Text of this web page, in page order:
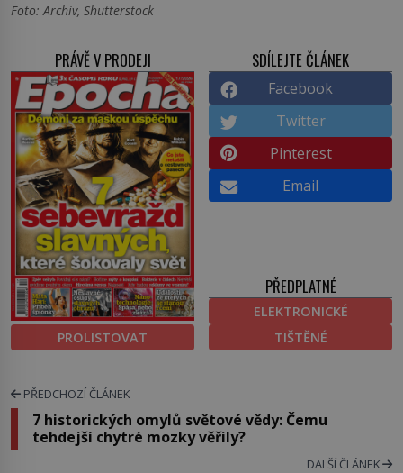
Foto: Archiv, Shutterstock
PRÁVĚ V PRODEJI
PROLISTOVAT
SDÍLEJTE ČLÁNEK
Facebook
Twitter
Pinterest
Email
PŘEDPLATNÉ
ELEKTRONICKÉ
TIŠTĚNÉ
PŘEDCHOZÍ ČLÁNEK
7 historických omylů světové vědy: Čemu
tehdejší chytré mozky věřily?
DALŠÍ ČLÁNEK